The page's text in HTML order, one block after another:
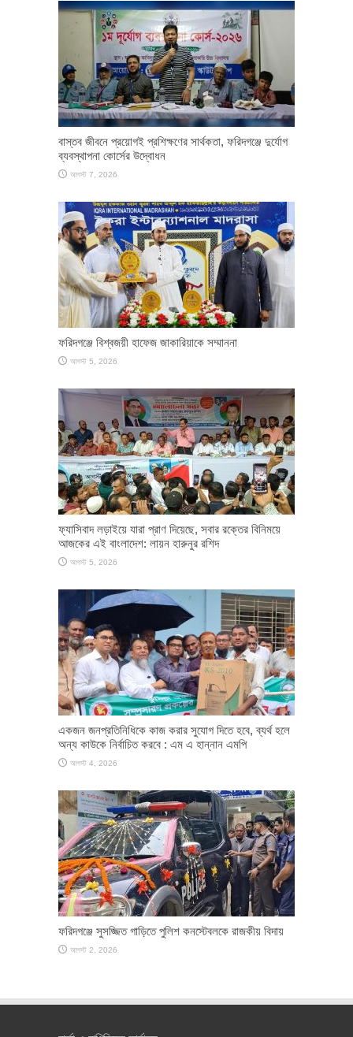
​বাস্তব জীবনে প্রয়োগই প্রশিক্ষণের সার্থকতা, ফরিদগঞ্জে দুর্যোগ
ব্যবস্থাপনা কোর্সের উদ্বোধন
আগস্ট 7, 2026
ফরিদগঞ্জে বিশ্বজয়ী হাফেজ জাকারিয়াকে সম্মাননা
আগস্ট 5, 2026
ফ্যাসিবাদ লড়াইয়ে যারা প্রাণ দিয়েছে, সবার রক্তের বিনিময়ে
আজকের এই বাংলাদেশ: লায়ন হারুনুর রশিদ
আগস্ট 5, 2026
একজন জনপ্রতিনিধিকে কাজ করার সুযোগ দিতে হবে, ব্যর্থ হলে
অন্য কাউকে নির্বাচিত করবে : এম এ হান্নান এমপি
আগস্ট 4, 2026
ফরিদগঞ্জে সুসজ্জিত গাড়িতে পুলিশ কনস্টেবলকে রাজকীয় বিদায়
আগস্ট 2, 2026